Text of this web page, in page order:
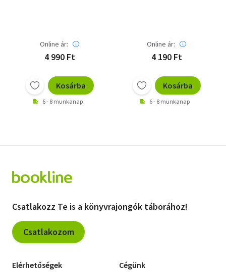
Online ár:
4 990 Ft
Kosárba
6 - 8 munkanap
Online ár:
4 190 Ft
Kosárba
6 - 8 munkanap
Csatlakozz Te is a könyvrajongók táborához!
Csatlakozom
Elérhetőségek Cégünk